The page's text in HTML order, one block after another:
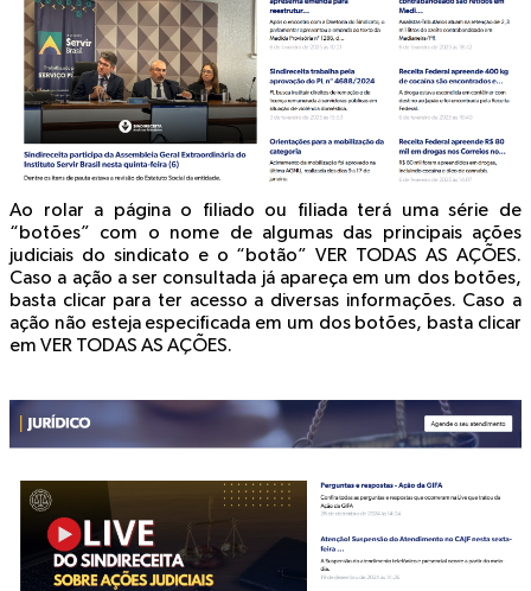
Ao rolar a página o filiado ou filiada terá uma série de
“botões” com o nome de algumas das principais ações
judiciais do sindicato e o “botão” VER TODAS AS AÇÕES.
Caso a ação a ser consultada já apareça em um dos botões,
basta clicar para ter acesso a diversas informações. Caso a
ação não esteja especificada em um dos botões, basta clicar
em VER TODAS AS AÇÕES.